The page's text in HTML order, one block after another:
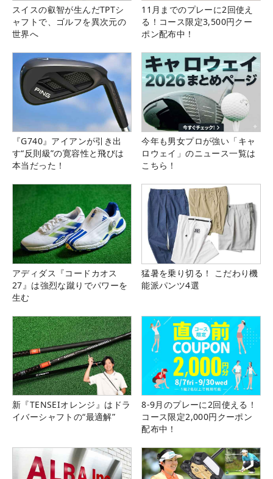
スイスの叡智が生んだTPTシ
ャフトで、ゴルフを異次元の
世界へ
11月までのプレーに2回使え
る！コース限定3,500円クー
ポン配布中！
『G740』アイアンが引き出
す“反則級”の寛容性と飛びは
本当だった！
今年も男女プロが強い「キャ
ロウェイ」のニュース一覧は
こちら！
アディダス『コードカオス
27』は強烈な蹴りでパワーを
生む
猛暑を乗り切る！ こだわり機
能派パンツ4選
新『TENSEIオレンジ』はドラ
イバーシャフトの“最適解”
8-9月のプレーに2回使える！
コース限定2,000円クーポン
配布中！